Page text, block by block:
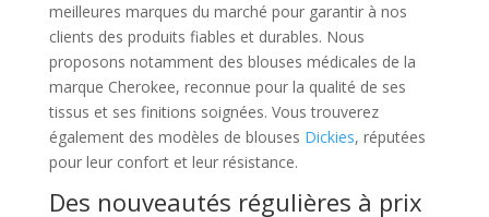
meilleures marques du marché pour garantir à nos
clients des produits fiables et durables. Nous
proposons notamment des blouses médicales de la
marque Cherokee, reconnue pour la qualité de ses
tissus et ses finitions soignées. Vous trouverez
également des modèles de blouses Dickies, réputées
pour leur confort et leur résistance.
Des nouveautés régulières à prix